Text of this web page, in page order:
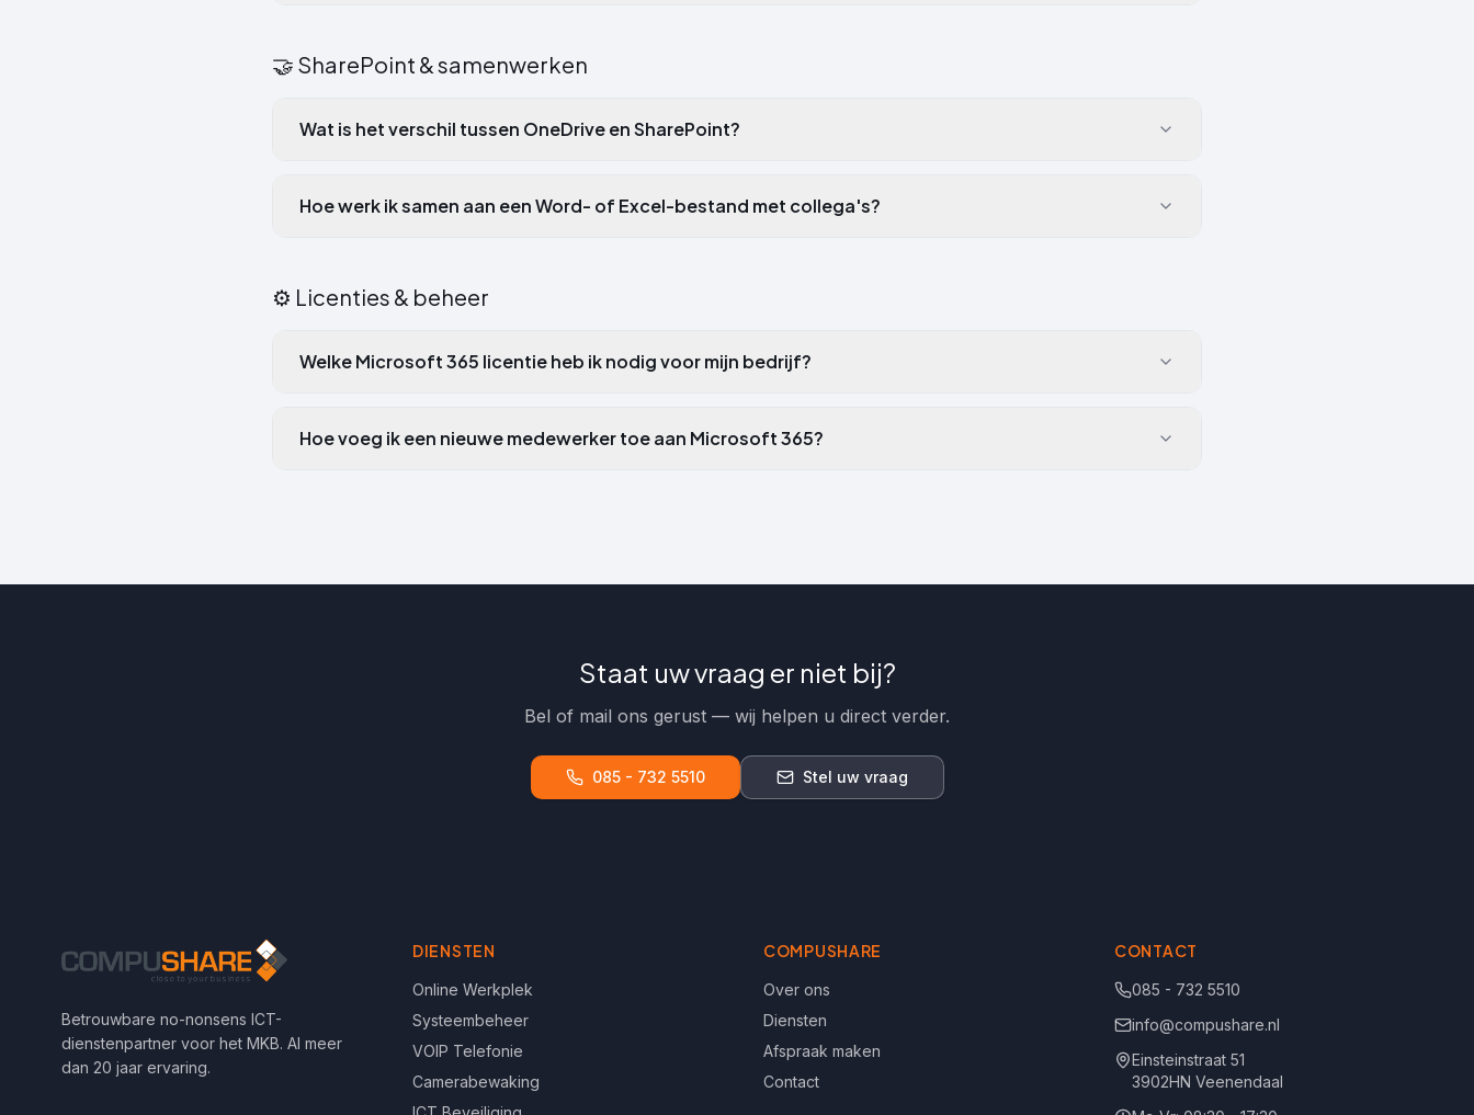
🤝 SharePoint & samenwerken
Wat is het verschil tussen OneDrive en SharePoint?
Hoe werk ik samen aan een Word- of Excel-bestand met collega's?
⚙️ Licenties & beheer
Welke Microsoft 365 licentie heb ik nodig voor mijn bedrijf?
Hoe voeg ik een nieuwe medewerker toe aan Microsoft 365?
Staat uw vraag er niet bij?
Bel of mail ons gerust — wij helpen u direct verder.
085 - 732 5510 Stel uw vraag
Betrouwbare no-nonsens ICT-
dienstenpartner voor het MKB. Al meer
dan 20 jaar ervaring.
DIENSTEN
Online Werkplek
Systeembeheer
VOIP Telefonie
Camerabewaking
COMPUSHARE
Over ons
Diensten
Afspraak maken
Contact
CONTACT
085 - 732 5510
info@compushare.nl
Einsteinstraat 51
3902HN Veenendaal